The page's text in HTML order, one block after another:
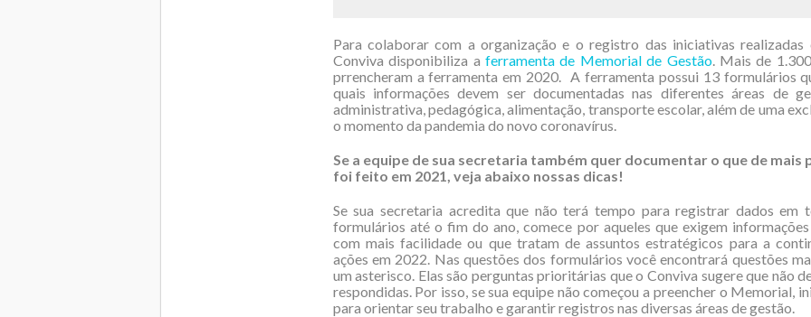
Para colaborar com a organização e o registro das iniciativas realizadas
Conviva disponibiliza a ferramenta de Memorial de Gestão. Mais de
prrencheram a ferramenta em 2020. A ferramenta possui 13 formulários
quais informações devem ser documentadas nas diferentes áreas de
administrativa, pedagógica, alimentação, transporte escolar, além de uma
o momento da pandemia do novo coronavírus.
Se a equipe de sua secretaria também quer documentar o que de
foi feito em 2021, veja abaixo nossas dicas!
Se sua secretaria acredita que não terá tempo para registrar dados em
formulários até o fim do ano, comece por aqueles que exigem
com mais facilidade ou que tratam de assuntos estratégicos para a
ações em 2022. Nas questões dos formulários você encontrará questões
um asterisco. Elas são perguntas prioritárias que o Conviva sugere que não
respondidas. Por isso, se sua equipe não começou a preencher o Memorial,
para orientar seu trabalho e garantir registros nas diversas áreas de gestão.